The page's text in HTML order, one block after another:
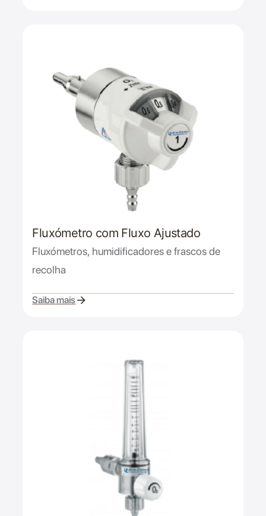
Fluxómetro com Fluxo Ajustado
Fluxómetros, humidificadores e frascos de
recolha
Saiba mais